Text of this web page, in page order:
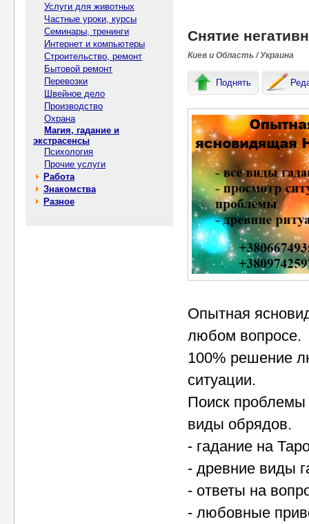
Услуги для животных
Частные уроки, курсы
Семинары, тренинги
Интернет и компьютеры
Строительство, ремонт
Бытовой ремонт
Перевозки
Швейное дело
Производство
Охрана
Магия, гадание и
экстрасенсы
Психология
Прочие услуги
Работа
Знакомства
Разное
Снятие
Киев и Область / Украина
Поднять
Опытная
любом вопросе.
100% решение
ситуации.
Поиск
виды обрядов.
- гадание на
- древние виды
- ответы на
- любовные